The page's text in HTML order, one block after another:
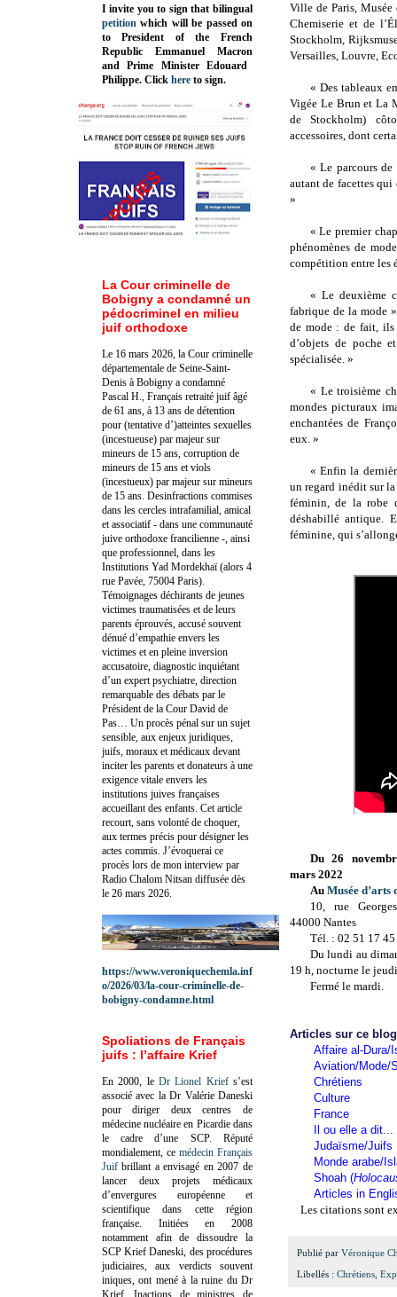
Ville de Paris,
Chemiserie et de
Stockholm,
Versailles, Louvre,
« Des tableaux
Vigée Le Brun et La
de Stockholm)
accessoires, dont
« Le parcours
autant de facettes
»
« Le premier
phénomènes de
compétition entre les
« Le deuxième
fabrique de la mode
de mode : de fait, ils
d’objets de poche
spécialisée. »
« Le troisième
mondes picturaux
enchantées de
eux. »
« Enfin la
un regard inédit sur
féminin, de la robe
déshabillé antique.
féminine, qui
Du 26
mars 2022
Au Musée d’arts
10, rue
44000 Nantes
Tél. : 02 51 17
Du lundi au
19 h, nocturne le
Fermé le mardi.
Articles sur ce
Affaire al-Dura/
Aviation/Mode/
Chrétiens
Culture
France
Il ou elle a dit...
Judaïsme/Juifs
Monde arabe/
Shoah (
Articles in
Les citations sont
Publié par Véronique
Libellés : Chrétiens,
I invite you to sign that bilingual
petition which will be passed on
to President of the French
Republic Emmanuel Macron
and Prime MinisterEdouard
Philippe. Click here to sign.
La Cour criminelle de
Bobigny a condamné un
pédocriminel en milieu
juif orthodoxe
Le 16 mars 2026, la Cour criminelle
départementale de Seine-Saint-
Denis à Bobigny a condamné
Pascal H., Français retraité juif âgé
de 61 ans, à 13 ans de détention
pour (tentative d’)atteintes sexuelles
(incestueuse) par majeur sur
mineurs de 15 ans, corruption de
mineurs de 15 ans et viols
(incestueux) par majeur sur mineurs
de 15 ans. Desinfractions commises
dans les cercles intrafamilial, amical
et associatif - dans une communauté
juive orthodoxe francilienne -, ainsi
que professionnel, dans les
Institutions Yad Mordekhaï (alors 4
rue Pavée, 75004 Paris).
Témoignages déchirants de jeunes
victimes traumatisées et de leurs
parents éprouvés, accusé souvent
dénué d’empathie envers les
victimes et en pleine inversion
accusatoire, diagnostic inquiétant
d’un expert psychiatre, direction
remarquable des débats par le
Président de la Cour David de
Pas… Un procès pénal sur un sujet
sensible, aux enjeux juridiques,
juifs, moraux et médicaux devant
inciter les parents et donateurs à une
exigence vitale envers les
institutions juives françaises
accueillant des enfants. Cet article
recourt, sans volonté de choquer,
aux termes précis pour désigner les
actes commis. J’évoquerai ce
procès lors de mon interview par
Radio Chalom Nitsan diffusée dès
le 26 mars 2026.
https://www.veroniquechemla.inf
o/2026/03/la-cour-criminelle-de-
bobigny-condamne.html
Spoliations de Français
juifs : l’affaire Krief
En 2000, le Dr Lionel Kriefs’est
associé avec la Dr Valérie Daneski
pour diriger deux centres de
médecine nucléaire en Picardie dans
le cadre d’une SCP. Réputé
mondialement, ce médecin Français
Juif brillant a envisagé en 2007 de
lancer deux projets médicaux
d’envergures européenne et
scientifique dans cette région
française. Initiées en 2008
notamment afin de dissoudre la
SCP Krief Daneski, des procédures
judiciaires, aux verdicts souvent
iniques, ont mené à la ruine du Dr
Krief.Inactions de ministres de